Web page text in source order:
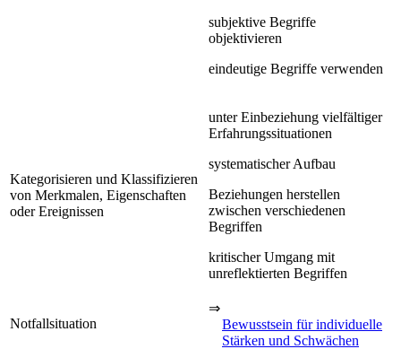
subjektive Begriffe
objektivieren
eindeutige Begriffe verwenden
Kategorisieren und Klassifizieren
von Merkmalen, Eigenschaften
oder Ereignissen
unter Einbeziehung vielfältiger
Erfahrungssituationen
systematischer Aufbau
Beziehungen herstellen
zwischen verschiedenen
Begriffen
kritischer Umgang mit
unreflektierten Begriffen
Notfallsituation
⇒
Bewusstsein für individuelle
Stärken und Schwächen